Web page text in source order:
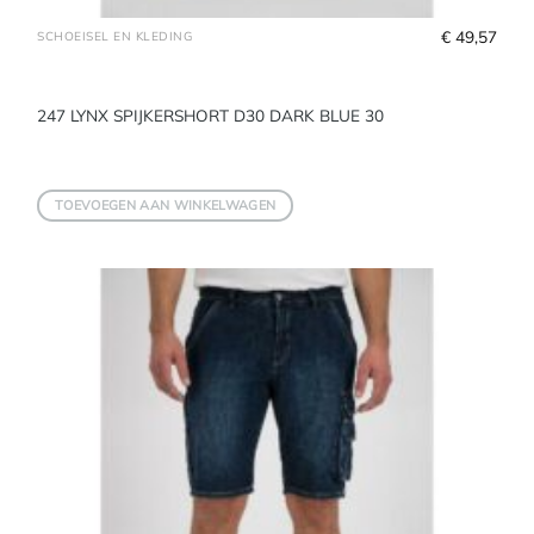
SCHOEISEL EN KLEDING
247 LYNX SPIJKERSHORT D30 DARK BLUE 30
€ 49,57
TOEVOEGEN AAN WINKELWAGEN